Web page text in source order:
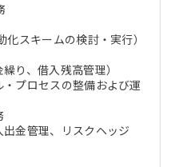
化スキームの検討・実行）
り、借入残高管理）
プロセスの整備および運
出金管理、リスクヘッジ